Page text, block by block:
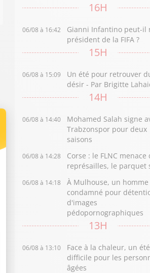
16H
06/08 à 16:42
Gianni Infantino peut-il
président de la FIFA ?
15H
06/08 à 15:09
Un été pour retrouver
désir - Par Brigitte
14H
06/08 à 14:40
Mohamed Salah signe
Trabzonspor pour deux
saisons
06/08 à 14:28
Corse : le FLNC menace
représailles, le parquet
06/08 à 14:18
À Mulhouse, un homme
condamné pour
d'images
pédopornographiques
13H
06/08 à 13:10
Face à la chaleur, un été
difficile pour les
âgées